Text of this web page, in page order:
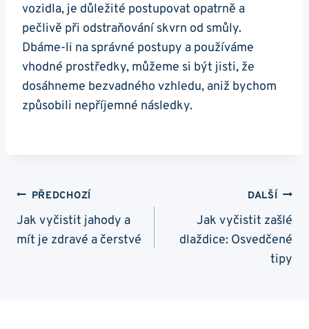
vozidla, je důležité postupovat opatrně a
pečlivě při odstraňování skvrn od smůly.
Dbáme-li na správné postupy a používáme
vhodné prostředky, můžeme si být jisti, že
dosáhneme bezvadného vzhledu, aniž bychom
způsobili nepříjemné následky.
Navigace
Pro
Příspěvek
PŘEDCHOZÍ
Jak vyčistit jahody a
mít je zdravé a čerstvé
DALŠÍ
Jak vyčistit zašlé
dlaždice: Osvedčené
tipy